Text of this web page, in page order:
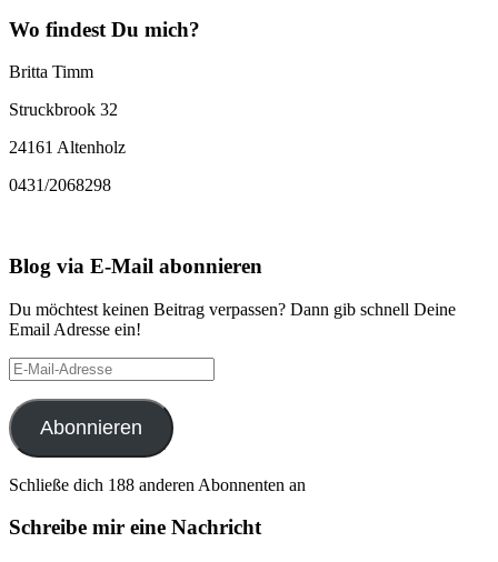
Wo findest Du mich?
Britta Timm
Struckbrook 32
24161 Altenholz
0431/2068298
Blog via E-Mail abonnieren
Du möchtest keinen Beitrag verpassen? Dann gib schnell Deine
Email Adresse ein!
E-
Mail-
Adresse
Abonnieren
Schließe dich 188 anderen Abonnenten an
Schreibe mir eine Nachricht